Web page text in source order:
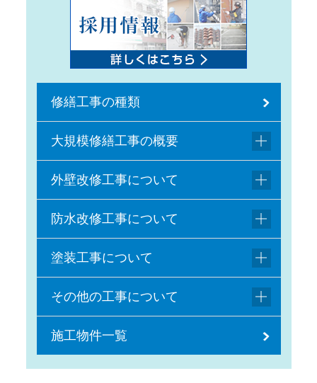
修繕工事の種類
大規模修繕工事の概要
外壁改修工事について
防水改修工事について
塗装工事について
その他の工事について
施工物件一覧